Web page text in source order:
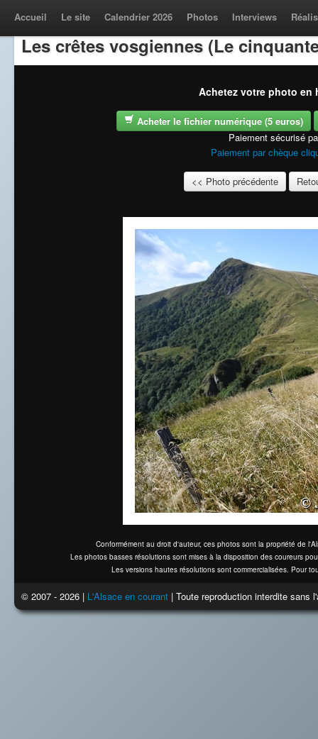
Accueil Le site Calendrier 2026 Photos Interviews
Les crêtes vosgiennes (Le
Achetez votre photo en
Acheter le fichier numérique (5 euros)
Paiement sécurisé
Paiement par chèque
<< Photo précédente
Conformément au droit d'auteur, ces photos sont la propriété de
Les photos basses résolutions sont mises à la disposition des coureurs
Les versions hautes résolutions sont commercialisées. Pour
© 2007 - 2026 | L'Alsace en courant | Toute reproduction interdite sans